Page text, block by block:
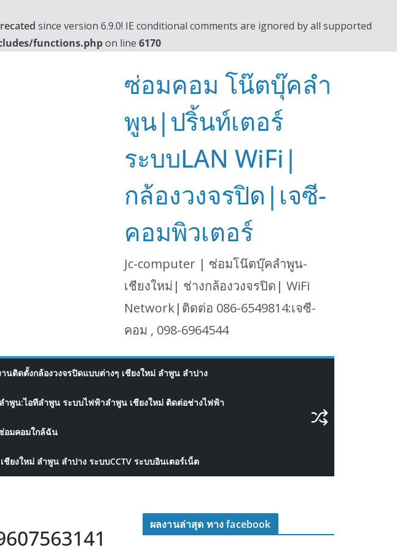
since version 6.9.0! IE conditional comments are ignored by all supported
functions.phpon line 6170
ซ่อมคอม โน๊ตบุ๊คลำ
พูน|ปริ้นท์เตอร์
ระบบLAN WiFi|
กล้องวงจรปิด|เจซี-
คอมพิวเตอร์
Jc-computer | ซ่อมโน๊ตบุ๊คลำพูน-
เชียงใหม่| ช่างกล้องวงจรปิด| WiFi
Network|ติดต่อ 086-6549814:เจซี-
คอม , 098-6964544
านติดตั้งกล้องวงจรปิดแบบต่างๆ เชียงใหม่ ลำพูน ลำปาง
พูน:ไอทีลำพูน ระบบไฟฟ้าลำพูน เชียงใหม่ ติดต่อช่างไฟฟ้า
อมคอมใกล้ฉัน
ยงใหม่ ลำพูน ลำปาง ระบบCCTV ระบบอินเตอร์เน็ต
ผลงานล่าสุด ทาง facebook